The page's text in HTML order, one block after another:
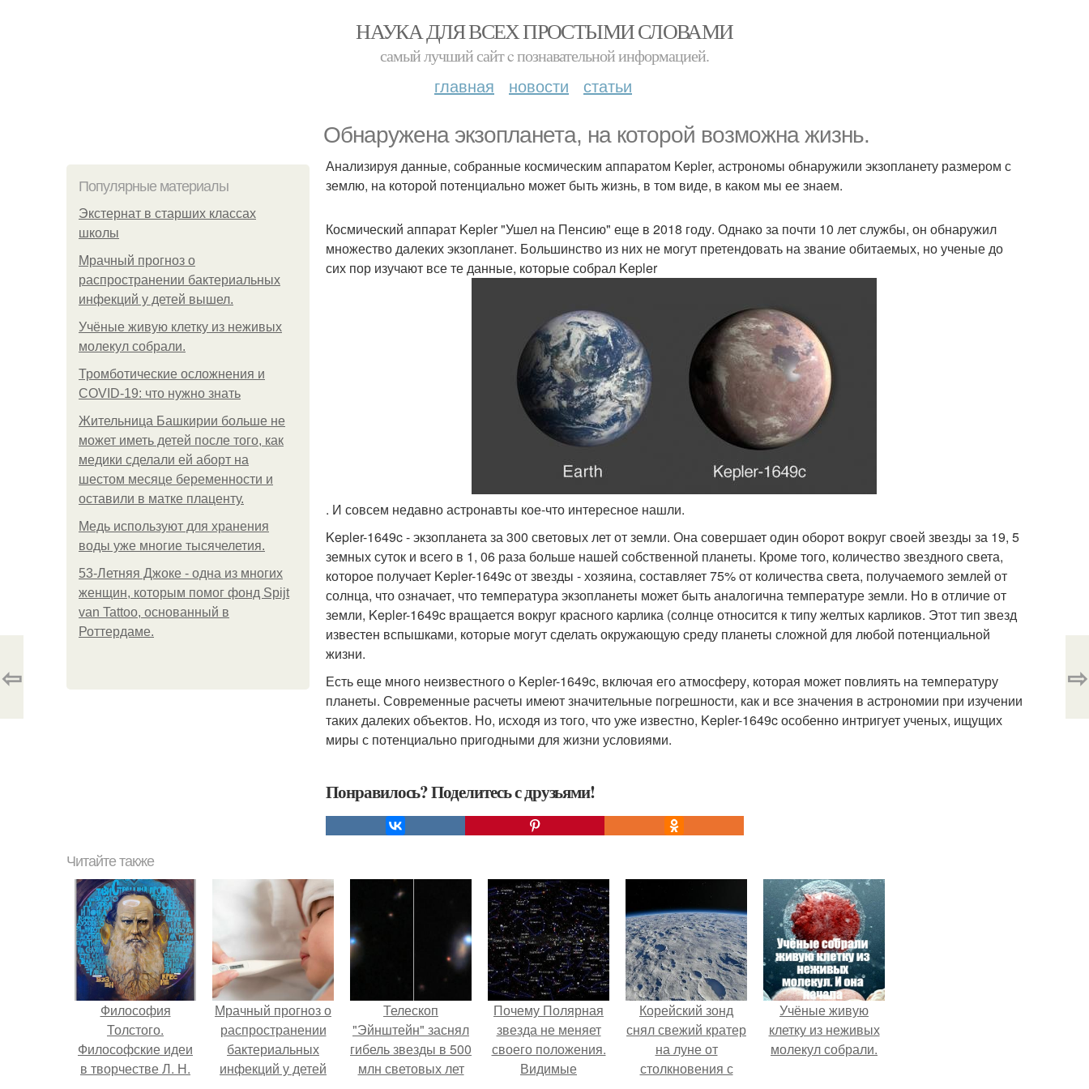
НАУКА ДЛЯ ВСЕХ ПРОСТЫМИ СЛОВАМИ
самый лучший сайт c познавательной информацией.
главная новости статьи
Обнаружена экзопланета, на которой возможна жизнь.
Популярные материалы
Экстернат в старших классах
школы
Мрачный прогноз о
распространении бактериальных
инфекций у детей вышел.
Учёные живую клетку из неживых
молекул собрали.
Тромботические осложнения и
COVID-19: что нужно знать
Жительница Башкирии больше не
может иметь детей после того, как
медики сделали ей аборт на
шестом месяце беременности и
оставили в матке плаценту.
Медь используют для хранения
воды уже многие тысячелетия.
53-Летняя Джоке - одна из многих
женщин, которым помог фонд Spijt
van Tattoo, основанный в
Роттердаме.
Анализируя данные, собранные космическим аппаратом Kepler, астрономы обнаружили экзопланету размером с
землю, на которой потенциально может быть жизнь, в том виде, в каком мы ее знаем.
Космический аппарат Kepler "Ушел на Пенсию" еще в 2018 году. Однако за почти 10 лет службы, он обнаружил
множество далеких экзопланет. Большинство из них не могут претендовать на звание обитаемых, но ученые до
сих пор изучают все те данные, которые собрал Kepler
. И совсем недавно астронавты кое-что интересное нашли.
Kepler-1649c - экзопланета за 300 световых лет от земли. Она совершает один оборот вокруг своей звезды за 19, 5
земных суток и всего в 1, 06 раза больше нашей собственной планеты. Кроме того, количество звездного света,
которое получает Kepler-1649c от звезды - хозяина, составляет 75% от количества света, получаемого землей от
солнца, что означает, что температура экзопланеты может быть аналогична температуре земли. Но в отличие от
земли, Kepler-1649c вращается вокруг красного карлика (солнце относится к типу желтых карликов. Этот тип звезд
известен вспышками, которые могут сделать окружающую среду планеты сложной для любой потенциальной
жизни.
Есть еще много неизвестного о Kepler-1649c, включая его атмосферу, которая может повлиять на температуру
планеты. Современные расчеты имеют значительные погрешности, как и все значения в астрономии при изучении
таких далеких объектов. Но, исходя из того, что уже известно, Kepler-1649c особенно интригует ученых, ищущих
миры с потенциально пригодными для жизни условиями.
Понравилось? Поделитесь с друзьями!
⇦ ⇨
Читайте также
Философия
Толстого.
Философские идеи
в творчестве Л. Н.
Мрачный прогноз о
распространении
бактериальных
инфекций у детей
Телескоп
"Эйнштейн" заснял
гибель звезды в 500
млн световых лет
Почему Полярная
звезда не меняет
своего положения.
Видимые
Корейский зонд
снял свежий кратер
на луне от
столкновения с
Учёные живую
клетку из неживых
молекул собрали.